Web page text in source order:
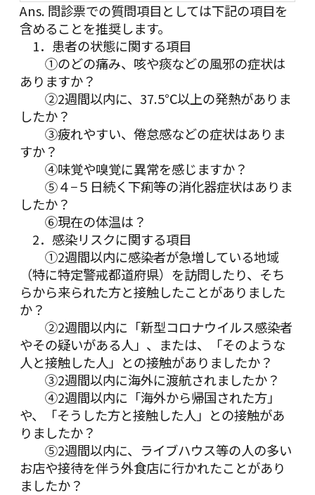
Ans. 問診票での質問項目としては下記の項目を
含めることを推奨します。
1．患者の状態に関する項目
①のどの痛み、咳や痰などの風邪の症状は
ありますか？
②2週間以内に、37.5℃以上の発熱がありま
したか？
③疲れやすい、倦怠感などの症状はありま
すか？
④味覚や嗅覚に異常を感じますか？
⑤４−５日続く下痢等の消化器症状はありま
したか？
⑥現在の体温は？
2．感染リスクに関する項目
①2週間以内に感染者が急増している地域
（特に特定警戒都道府県）を訪問したり、そち
らから来られた方と接触したことがありました
か？
②2週間以内に「新型コロナウイルス感染者
やその疑いがある人」、または、「そのような
人と接触した人」との接触がありましたか？
③2週間以内に海外に渡航されましたか？
④2週間以内に「海外から帰国された方」
や、「そうした方と接触した人」との接触があ
りましたか？
⑤2週間以内に、ライブハウス等の人の多い
お店や接待を伴う外食店に行かれたことがあり
ましたか？